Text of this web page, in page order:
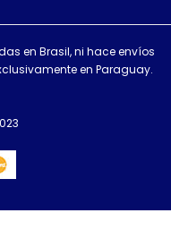
en Brasil, ni hace envíos
en Paraguay.